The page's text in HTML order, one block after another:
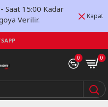
Saat 15:00 Kadar
Verilir.
Kapat
0 0